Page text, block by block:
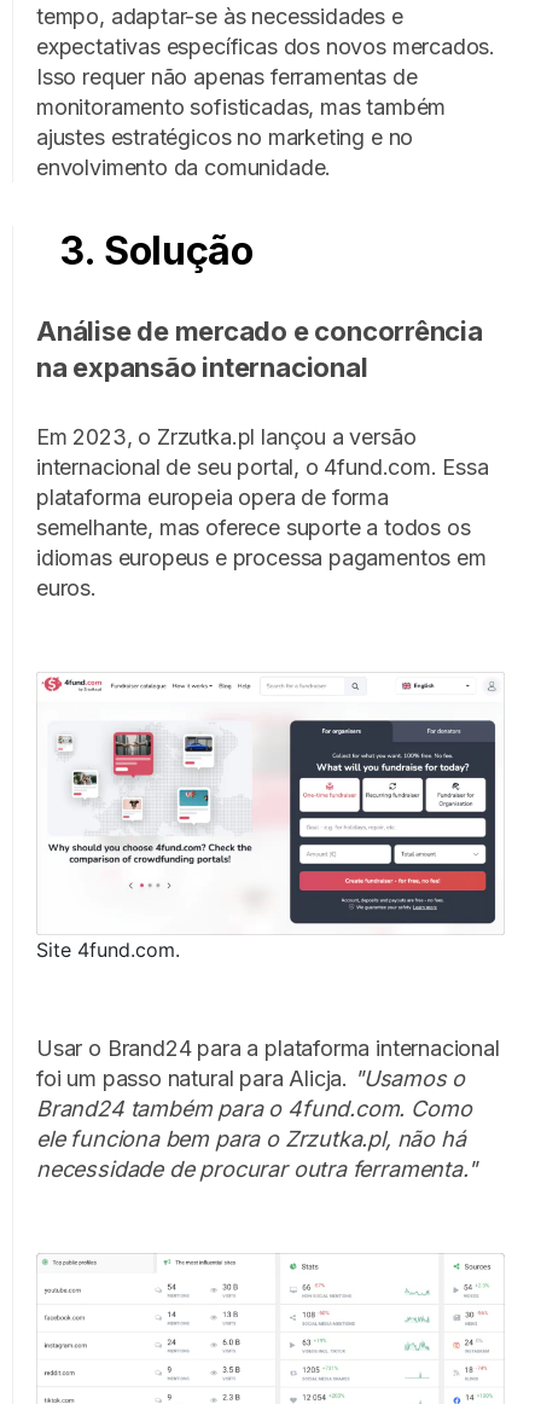
tempo, adaptar-se às necessidades e
expectativas específicas dos novos mercados.
Isso requer não apenas ferramentas de
monitoramento sofisticadas, mas também
ajustes estratégicos no marketing e no
envolvimento da comunidade.
3. Solução
Análise de mercado e concorrência
na expansão internacional
Em 2023, o Zrzutka.pl lançou a versão
internacional de seu portal, o 4fund.com. Essa
plataforma europeia opera de forma
semelhante, mas oferece suporte a todos os
idiomas europeus e processa pagamentos em
euros.
Site 4fund.com.
Usar o Brand24 para a plataforma internacional
foi um passo natural para Alicja. "Usamos o
Brand24 também para o 4fund.com. Como
ele funciona bem para o Zrzutka.pl, não há
necessidade de procurar outra ferramenta."